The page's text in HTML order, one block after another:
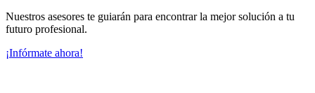
Nuestros asesores te guiarán para encontrar la mejor solución a tu
futuro profesional.
¡Infórmate ahora!